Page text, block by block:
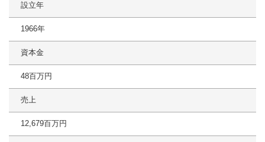
設立年
1966年
資本金
48百万円
売上
12,679百万円